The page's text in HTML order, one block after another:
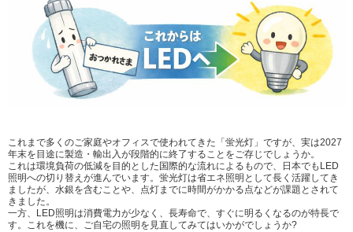
これまで多くのご家庭やオフィスで使われてきた「蛍光灯」ですが、実は2027
年末を目途に製造・輸出入が段階的に終了することをご存じでしょうか。
これは環境負荷の低減を目的とした国際的な流れによるもので、日本でもLED
照明への切り替えが進んでいます。蛍光灯は省エネ照明として長く活躍してき
ましたが、水銀を含むことや、点灯までに時間がかかる点などが課題とされて
きました。
一方、LED照明は消費電力が少なく、長寿命で、すぐに明るくなるのが特長で
す。これを機に、ご自宅の照明を見直してみてはいかがでしょうか?